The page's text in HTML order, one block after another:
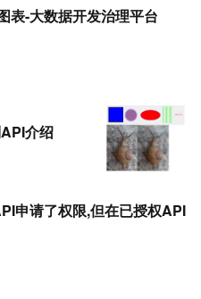
表-大数据开发治理平台
介绍
申请了权限,但在已授权API